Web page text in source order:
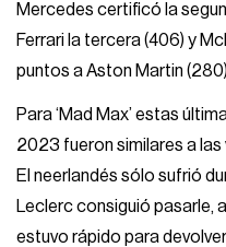
Mercedes certificó la
Ferrari la tercera (406) y
puntos a Aston Martin
Para ‘Mad Max’ estas
2023 fueron similares a
El neerlandés sólo sufrió
Leclerc consiguió pasarle,
estuvo rápido para